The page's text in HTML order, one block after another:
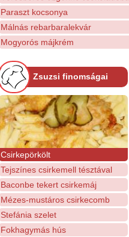
Paraszt kocsonya
Málnás rebarbaralekvár
Mogyorós májkrém
Zsuzsi finomságai
Csirkepörkölt
Tejszínes csirkemell tésztával
Baconbe tekert csirkemáj
Mézes-mustáros csirkecomb
Stefánia szelet
Fokhagymás hús